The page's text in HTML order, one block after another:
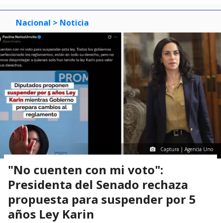
Nacional > Noticia
Captura | Agencia Uno
"No cuenten con mi voto":
Presidenta del Senado rechaza
propuesta para suspender por 5
años Ley Karin